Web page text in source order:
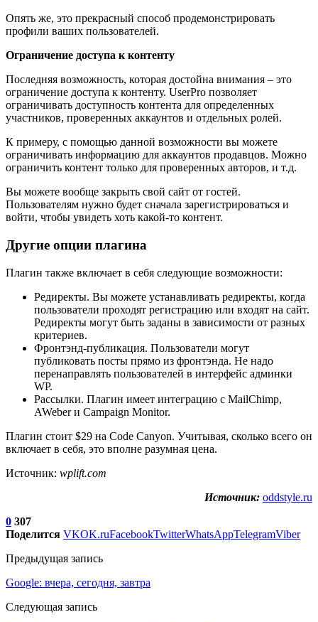
Опять же, это прекрасный способ продемонстрировать
профили ваших пользователей.
Ограничение доступа к контенту
Последняя возможность, которая достойна внимания – это
ограничение доступа к контенту. UserPro позволяет
ограничивать доступность контента для определенных
участников, проверенных аккаунтов и отдельных ролей.
К примеру, с помощью данной возможности вы можете
ограничивать информацию для аккаунтов продавцов. Можно
ограничить контент только для проверенных авторов, и т.д.
Вы можете вообще закрыть свой сайт от гостей.
Пользователям нужно будет сначала зарегистрироваться и
войти, чтобы увидеть хоть какой-то контент.
Другие опции плагина
Плагин также включает в себя следующие возможности:
Редиректы. Вы можете устанавливать редиректы, когда
пользователи проходят регистрацию или входят на сайт.
Редиректы могут быть заданы в зависимости от разных
критериев.
Фронтэнд-публикация. Пользователи могут
публиковать посты прямо из фронтэнда. Не надо
перенаправлять пользователей в интерфейс админки
WP.
Рассылки. Плагин имеет интеграцию с MailChimp,
AWeber и Campaign Monitor.
Плагин стоит $29 на Code Canyon. Учитывая, сколько всего он
включает в себя, это вполне разумная цена.
Источник: wplift.com
Источник: oddstyle.ru
0 307
Поделится VKOK.ruFacebookTwitterWhatsAppTelegramViber
Предыдущая запись
Google: вчера, сегодня, завтра
Следующая запись